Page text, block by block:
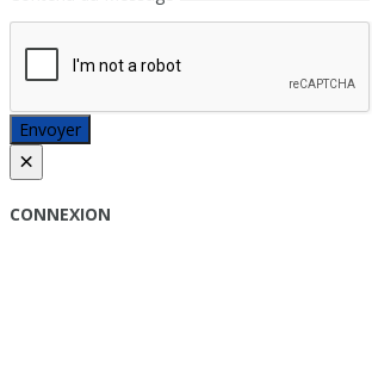
Envoyer
×
CONNEXION